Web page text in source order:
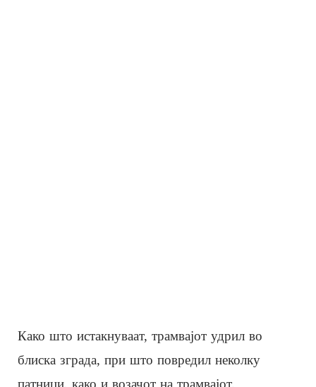
Како што истакнуваат, трамвајот удрил во
блиска зграда, при што повредил неколку
патници, како и возачот на трамвајот.